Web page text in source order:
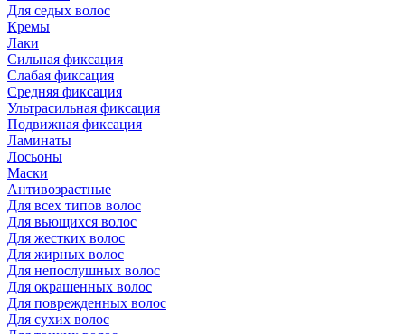
Для седых волос
Кремы
Лаки
Сильная фиксация
Слабая фиксация
Средняя фиксация
Ультрасильная фиксация
Подвижная фиксация
Ламинаты
Лосьоны
Маски
Антивозрастные
Для всех типов волос
Для вьющихся волос
Для жестких волос
Для жирных волос
Для непослушных волос
Для окрашенных волос
Для поврежденных волос
Для сухих волос